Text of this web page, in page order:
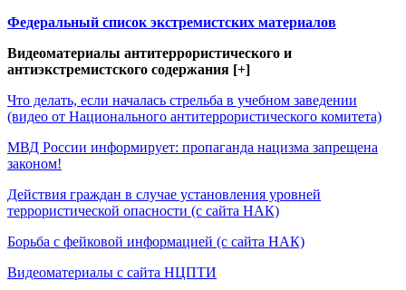
Федеральный список экстремистских материалов
Видеоматериалы антитеррористического и
антиэкстремистского содержания [+]
Что делать, если началась стрельба в учебном заведении
(видео от Национального антитеррористического комитета)
МВД России информирует: пропаганда нацизма запрещена
законом!
Действия граждан в случае установления уровней
террористической опасности (с сайта НАК)
Борьба с фейковой информацией (с сайта НАК)
Видеоматериалы с сайта НЦПТИ